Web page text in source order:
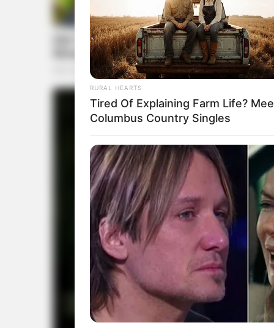
RURAL HEARTS
Tired Of Explaining Farm Life?
Columbus Country Singles